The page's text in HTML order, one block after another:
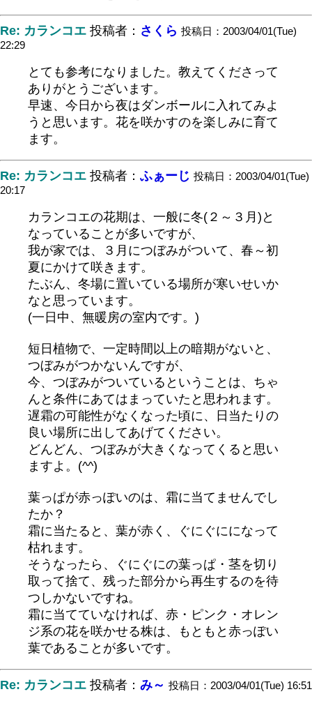
Re: カランコエ 投稿者： さくら 投稿日：2003/04/01(Tue)
22:29
とても参考になりました。教えてくださって
ありがとうございます。
早速、今日から夜はダンボールに入れてみよ
うと思います。花を咲かすのを楽しみに育て
ます。
Re: カランコエ 投稿者： ふぁーじ 投稿日：2003/04/01(Tue)
20:17
カランコエの花期は、一般に冬(２～３月)と
なっていることが多いですが、
我が家では、３月につぼみがついて、春～初
夏にかけて咲きます。
たぶん、冬場に置いている場所が寒いせいか
なと思っています。
(一日中、無暖房の室内です。)
短日植物で、一定時間以上の暗期がないと、
つぼみがつかないんですが、
今、つぼみがついているということは、ちゃ
んと条件にあてはまっていたと思われます。
遅霜の可能性がなくなった頃に、日当たりの
良い場所に出してあげてください。
どんどん、つぼみが大きくなってくると思い
ますよ。(^^)
葉っぱが赤っぽいのは、霜に当てませんでし
たか？
霜に当たると、葉が赤く、ぐにぐにになって
枯れます。
そうなったら、ぐにぐにの葉っぱ・茎を切り
取って捨て、残った部分から再生するのを待
つしかないですね。
霜に当てていなければ、赤・ピンク・オレン
ジ系の花を咲かせる株は、もともと赤っぽい
葉であることが多いです。
Re: カランコエ 投稿者： み～ 投稿日：2003/04/01(Tue) 16:51